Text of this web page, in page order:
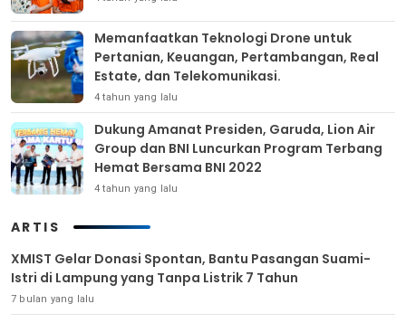
Memanfaatkan Teknologi Drone untuk
Pertanian, Keuangan, Pertambangan, Real
Estate, dan Telekomunikasi.
4 tahun yang lalu
Dukung Amanat Presiden, Garuda, Lion Air
Group dan BNI Luncurkan Program Terbang
Hemat Bersama BNI 2022
4 tahun yang lalu
ARTIS
XMIST Gelar Donasi Spontan, Bantu Pasangan Suami-
Istri di Lampung yang Tanpa Listrik 7 Tahun
7 bulan yang lalu